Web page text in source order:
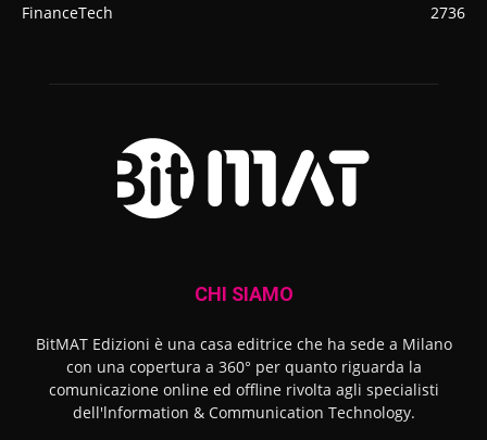
FinanceTech
2736
CHI SIAMO
BitMAT Edizioni è una casa editrice che ha sede a Milano
con una copertura a 360° per quanto riguarda la
comunicazione online ed offline rivolta agli specialisti
dell'lnformation & Communication Technology.